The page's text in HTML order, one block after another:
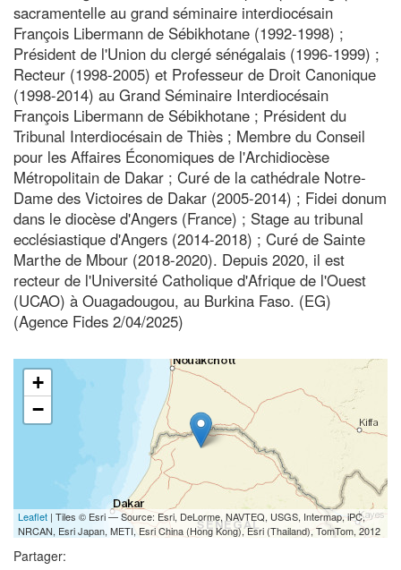
sacramentelle au grand séminaire interdiocésain
François Libermann de Sébikhotane (1992-1998) ;
Président de l'Union du clergé sénégalais (1996-1999) ;
Recteur (1998-2005) et Professeur de Droit Canonique
(1998-2014) au Grand Séminaire Interdiocésain
François Libermann de Sébikhotane ; Président du
Tribunal Interdiocésain de Thiès ; Membre du Conseil
pour les Affaires Économiques de l'Archidiocèse
Métropolitain de Dakar ; Curé de la cathédrale Notre-
Dame des Victoires de Dakar (2005-2014) ; Fidei donum
dans le diocèse d'Angers (France) ; Stage au tribunal
ecclésiastique d'Angers (2014-2018) ; Curé de Sainte
Marthe de Mbour (2018-2020). Depuis 2020, il est
recteur de l'Université Catholique d'Afrique de l'Ouest
(UCAO) à Ouagadougou, au Burkina Faso. (EG)
(Agence Fides 2/04/2025)
+
−
Leaflet | Tiles © Esri — Source: Esri, DeLorme, NAVTEQ, USGS, Intermap, iPC,
NRCAN, Esri Japan, METI, Esri China (Hong Kong), Esri (Thailand), TomTom, 2012
Partager: